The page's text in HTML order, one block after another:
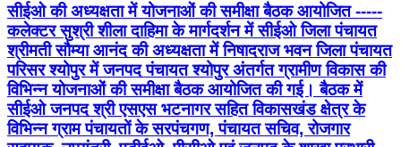
सीईओ की अध्यक्षता में योजनाओं की समीक्षा बैठक आयोजित -----
कलेक्टर सुश्री शीला दाहिमा के मार्गदर्शन में सीईओ जिला पंचायत
श्रीमती सौम्या आनंद की अध्यक्षता में निषादराज भवन जिला पंचायत
परिसर श्योपुर में जनपद पंचायत श्योपुर अंतर्गत ग्रामीण विकास की
विभिन्न योजनाओं की समीक्षा बैठक आयोजित की गई। बैठक में
सीईओ जनपद श्री एसएस भटनागर सहित विकासखंड क्षेत्र के
विभिन्न ग्राम पंचायतों के सरपंचगण, पंचायत सचिव, रोजगार